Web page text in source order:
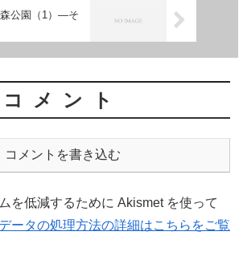
公園（1）―そ
コメント
コメントを書き込む
を低減するために Akismet を使って
ータの処理方法の詳細はこちらをご覧